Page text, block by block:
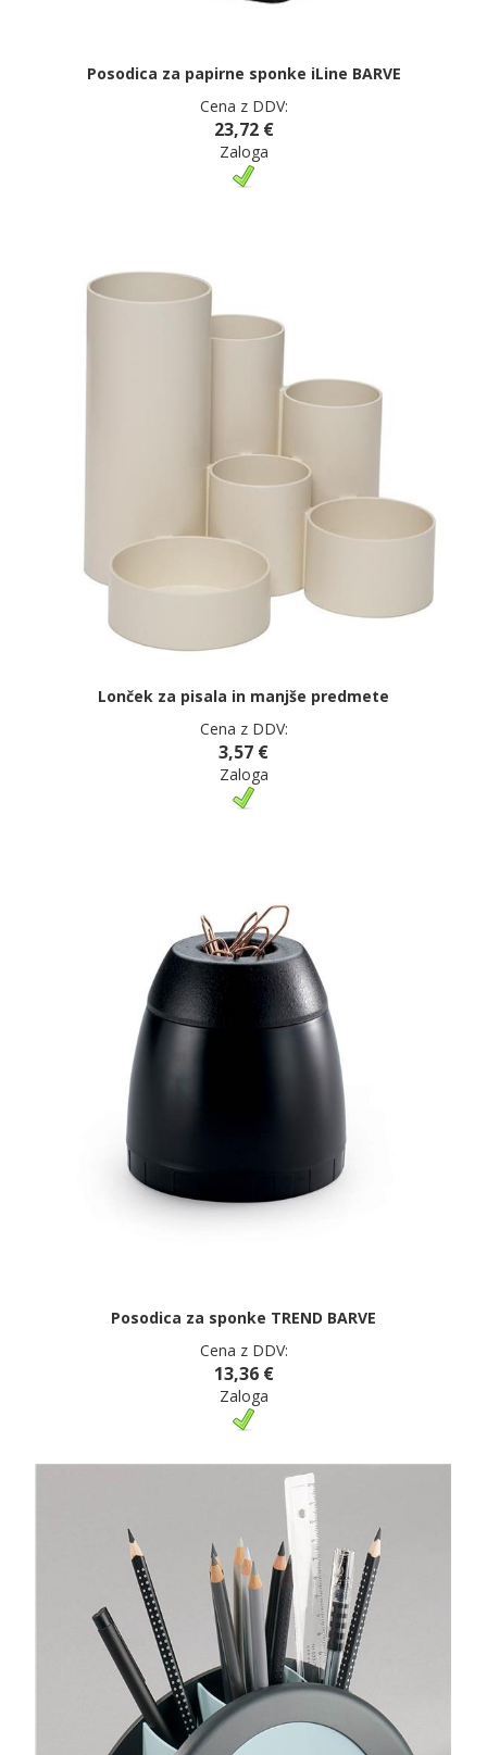
Posodica za papirne sponke iLine BARVE
Cena z DDV:
23,72 €
Zaloga
Lonček za pisala in manjše predmete
Cena z DDV:
3,57 €
Zaloga
Posodica za sponke TREND BARVE
Cena z DDV:
13,36 €
Zaloga